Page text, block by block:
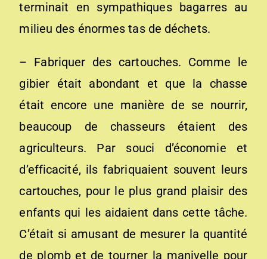
terminait en sympathiques bagarres au
milieu des énormes tas de déchets.
– Fabriquer des cartouches. Comme le
gibier était abondant et que la chasse
était encore une manière de se nourrir,
beaucoup de chasseurs étaient des
agriculteurs. Par souci d’économie et
d’efficacité, ils fabriquaient souvent leurs
cartouches, pour le plus grand plaisir des
enfants qui les aidaient dans cette tâche.
C’était si amusant de mesurer la quantité
de plomb et de tourner la manivelle pour